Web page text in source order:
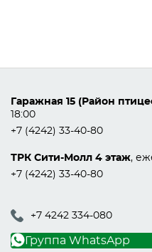
Гаражная 15 (Район
18:00
+7 (4242) 33-40-80
ТРК Сити-Молл 4 этаж,
+7 (4242) 33-40-80
+7 4242 334-080
Группа WhatsApp